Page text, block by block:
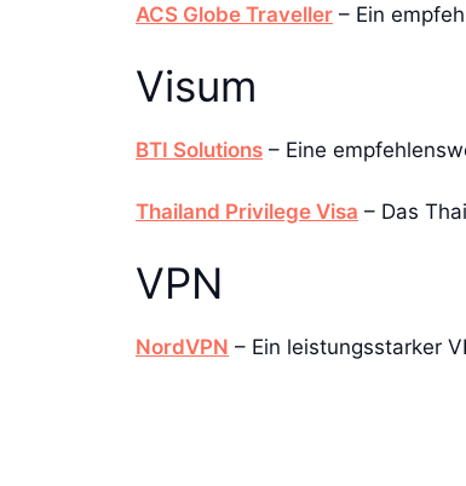
ACS Globe Traveller – Ein
Visum
BTI Solutions – Eine
Thailand Privilege Visa – Das
VPN
NordVPN – Ein leistungsstarker